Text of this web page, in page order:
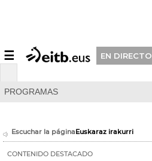
☰ EN DIRECTO
PROGRAMAS
Escuchar la páginaEuskaraz irakurri
CONTENIDO DESTACADO